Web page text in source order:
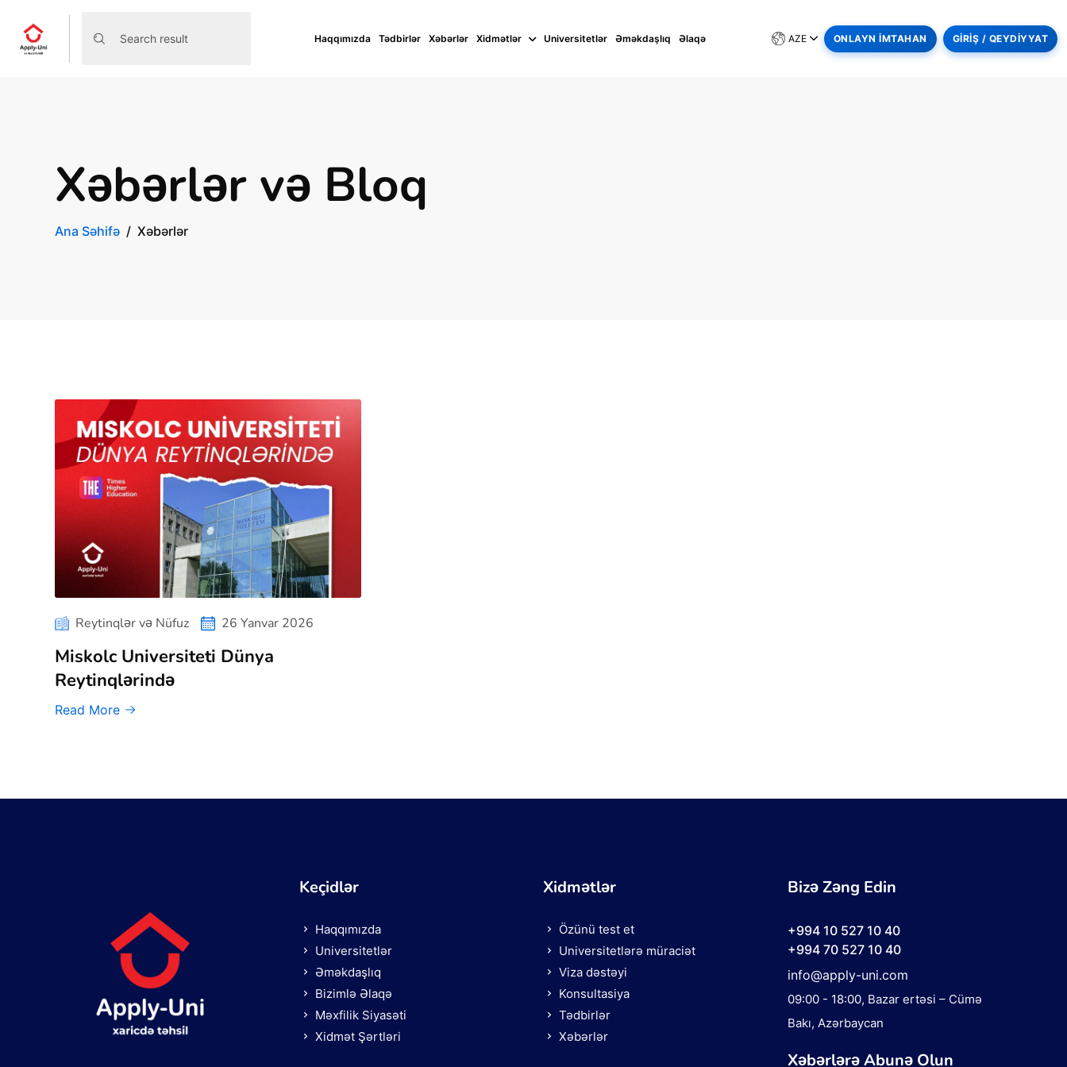
Haqqımızda Tədbirlər Xəbərlər Xidmətlər Universitetlər Əməkdaşlıq Əlaqə AZE ONLAYN İMTAHAN GİRİŞ / QEYDİYYAT
Xəbərlər və Bloq
Ana Səhifə Xəbərlər
Reytinqlər və Nüfuz 26 Yanvar 2026
Miskolc Universiteti Dünya
Reytinqlərində
Read More
Keçidlər
Haqqımızda
Universitetlər
Əməkdaşlıq
Bizimlə Əlaqə
Məxfilik Siyasəti
Xidmət Şərtləri
Xidmətlər
Özünü test et
Universitetlərə müraciət
Viza dəstəyi
Konsultasiya
Tədbirlər
Xəbərlər
Bizə Zəng Edin
+994 10 527 10 40
+994 70 527 10 40
info@apply-uni.com
09:00 - 18:00, Bazar ertəsi – Cümə
Bakı, Azərbaycan
Xəbərlərə Abunə Olun